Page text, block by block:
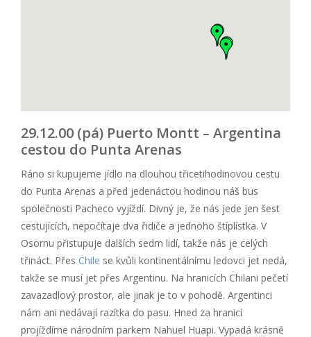
29.12.00 (pá) Puerto Montt – Argentina
cestou do Punta Arenas
Ráno si kupujeme jídlo na dlouhou třicetihodinovou cestu
do Punta Arenas a před jedenáctou hodinou náš bus
společnosti Pacheco vyjíždí. Divný je, že nás jede jen šest
cestujících, nepočítaje dva řidiče a jednoho štíplístka. V
Osornu přistupuje dalších sedm lidí, takže nás je celých
třináct. Přes Chile se kvůli kontinentálnímu ledovci jet nedá,
takže se musí jet přes Argentinu. Na hranicích Chilani pečetí
zavazadlový prostor, ale jinak je to v pohodě. Argentinci
nám ani nedávají razítka do pasu. Hned za hranicí
projíždíme národním parkem Nahuel Huapi. Vypadá krásně